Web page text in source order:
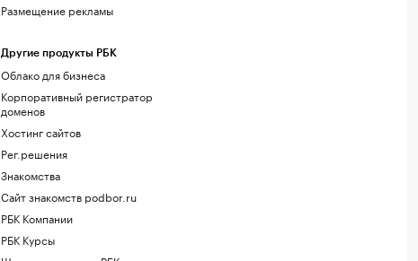
Размещение рекламы
Другие продукты РБК
Облако для бизнеса
Корпоративный регистратор
доменов
Хостинг сайтов
Рег.решения
Знакомства
Сайт знакомств podbor.ru
РБК Компании
РБК Курсы